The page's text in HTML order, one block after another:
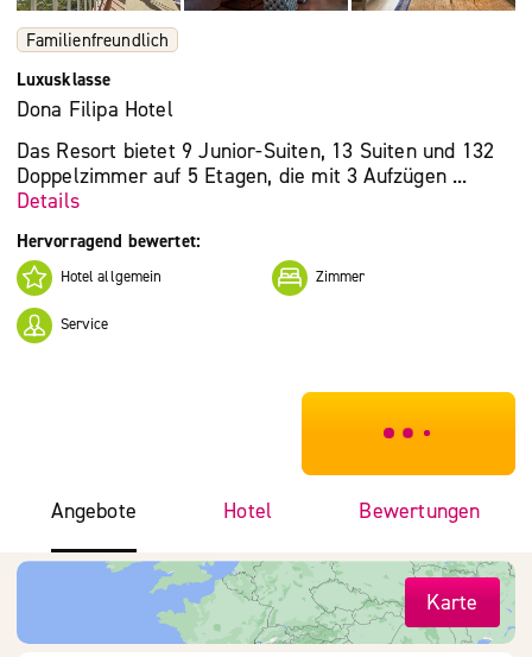
Familienfreundlich
Luxusklasse
Dona Filipa Hotel
Das Resort bietet 9 Junior-Suiten, 13 Suiten und 132
Doppelzimmer auf 5 Etagen, die mit 3 Aufzügen ...
Details
Hervorragend bewertet:
Hotel allgemein Zimmer
Service
***************
Angebote Hotel Bewertungen
Karte